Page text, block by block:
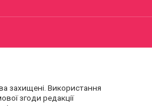
захищені. Використання
згоди редакції